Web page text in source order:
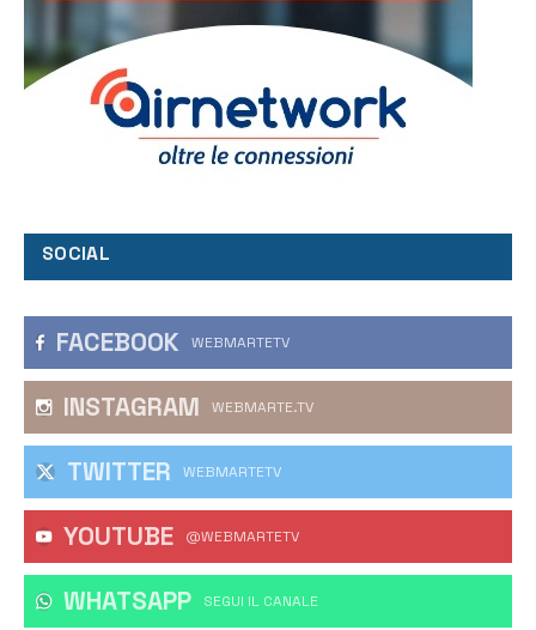
SOCIAL
FACEBOOK WEBMARTETV
INSTAGRAM WEBMARTE.TV
TWITTER WEBMARTETV
YOUTUBE @WEBMARTETV
WHATSAPP ‎SEGUI IL CANALE